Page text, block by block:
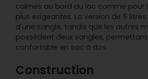
calmes au bord du lac comme pour
plus exigeantes. La version de 5
d'une sangle, tandis que les autres
possèdent deux sangles,
confortable en sac à dos.
Construction